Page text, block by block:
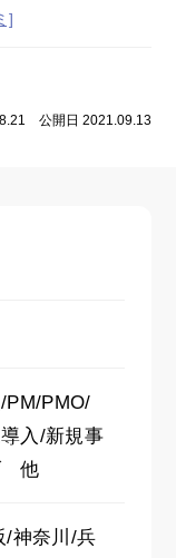
]
公開日 2021.09.13
PM/PMO/
入/新規事
他
/神奈川/兵